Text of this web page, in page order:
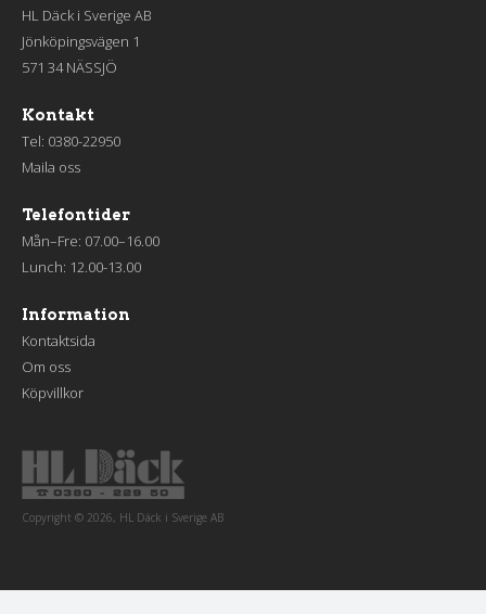
HL Däck i Sverige AB
Jönköpingsvägen 1
571 34 NÄSSJÖ
Kontakt
Tel: 0380-22950
Maila oss
Telefontider
Mån–Fre: 07.00–16.00
Lunch: 12.00-13.00
Information
Kontaktsida
Om oss
Köpvillkor
Copyright © 2026, HL Däck i Sverige AB